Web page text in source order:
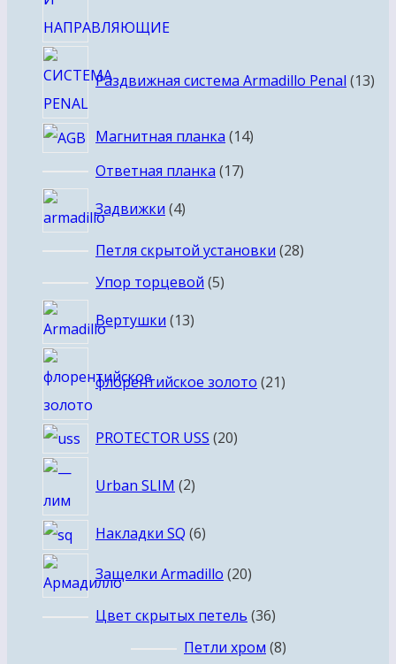
Раздвижная система Armadillo Penal 13
Магнитная планка 1414
Ответная планка 1717
Задвижки 44
Петля скрытой установки 2828
Упор торцевой 55
Вертушки 1313
флорентийское золото 21товар
PROTECTOR USS 2020
Urban SLIM 2
товара
Накладки SQ 66
Защелки Armadillo 2020
Цвет скрытых петель 3636
товаров
Петли хром 88